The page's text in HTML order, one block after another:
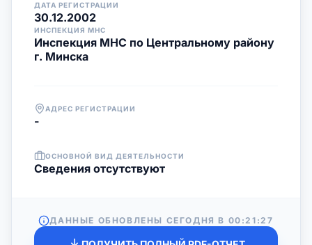
ДАТА РЕГИСТРАЦИИ
30.12.2002
ИНСПЕКЦИЯ МНС
Инспекция МНС по Центральному району
г. Минска
АДРЕС РЕГИСТРАЦИИ
-
ОСНОВНОЙ ВИД ДЕЯТЕЛЬНОСТИ
Cведения отсутствуют
ДАННЫЕ ОБНОВЛЕНЫ СЕГОДНЯ В 00:21:27